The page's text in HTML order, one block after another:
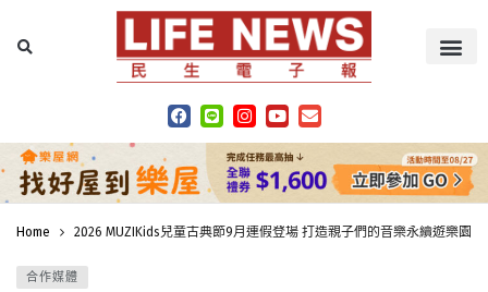
Home 2026 MUZIKids兒童古典節9月連假登場 打造親子們的音樂永續遊樂園！
合作媒體